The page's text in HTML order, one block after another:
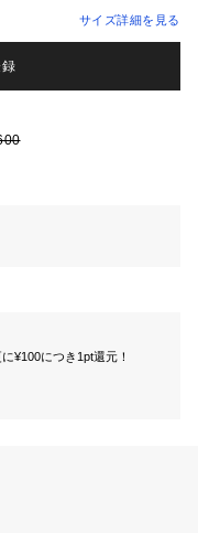
サイズ詳細を見る
¥100につき1pt還元！